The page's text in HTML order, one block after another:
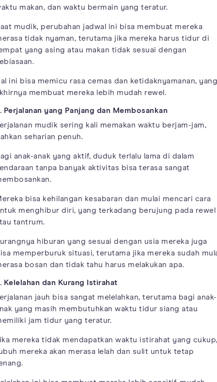
makan, dan waktu bermain yang teratur.
mudik, perubahan jadwal ini bisa membuat mereka
tidak nyaman, terutama jika mereka harus tidur di
yang asing atau makan tidak sesuai dengan
ini bisa memicu rasa cemas dan ketidaknyamanan, yang
membuat mereka lebih mudah rewel.
Perjalanan yang Panjang dan Membosankan
mudik sering kali memakan waktu berjam-jam,
seharian penuh.
anak-anak yang aktif, duduk terlalu lama di dalam
tanpa banyak aktivitas bisa terasa sangat
bisa kehilangan kesabaran dan mulai mencari cara
menghibur diri, yang terkadang berujung pada rewel
tantrum.
hiburan yang sesuai dengan usia mereka juga
memperburuk situasi, terutama jika mereka sudah
bosan dan tidak tahu harus melakukan apa.
Kelelahan dan Kurang Istirahat
jauh bisa sangat melelahkan, terutama bagi anak-
yang masih membutuhkan waktu tidur siang atau
jam tidur yang teratur.
mereka tidak mendapatkan waktu istirahat yang
mereka akan merasa lelah dan sulit untuk tetap